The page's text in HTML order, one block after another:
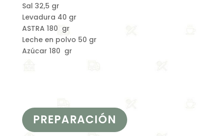
Sal 32,5 gr
Levadura 40 gr
ASTRA 180 gr
Leche en polvo 50 gr
Azúcar 180 gr
PREPARACIÓN